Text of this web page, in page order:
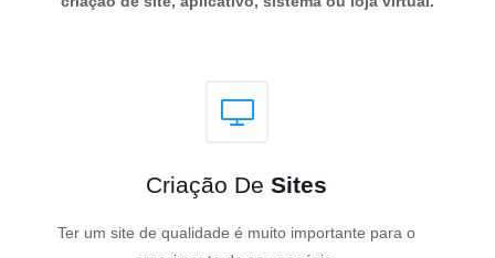
Criação De Sites
Ter um site de qualidade é muito importante para o